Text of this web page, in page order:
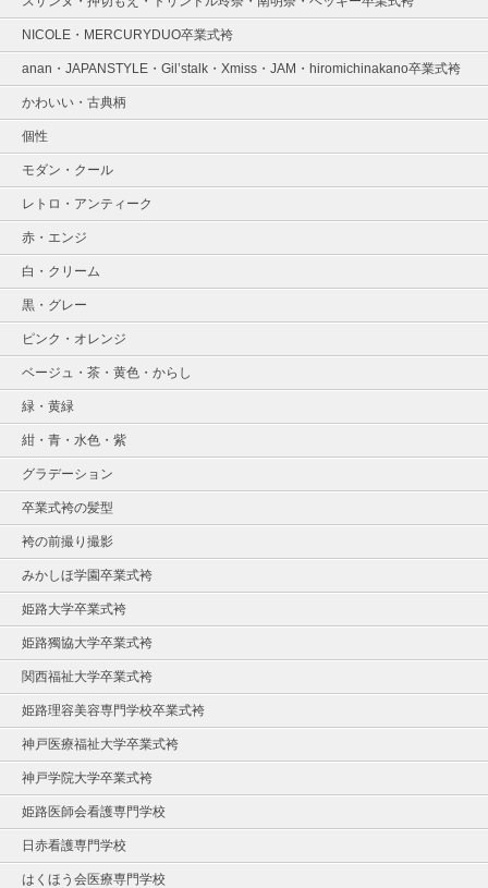
NICOLE・MERCURYDUO卒業式袴
anan・JAPANSTYLE・Gil’stalk・Xmiss・JAM・hiromichinakano卒業式袴
かわいい・古典柄
個性
モダン・クール
レトロ・アンティーク
赤・エンジ
白・クリーム
黒・グレー
ピンク・オレンジ
ベージュ・茶・黄色・からし
緑・黄緑
紺・青・水色・紫
グラデーション
卒業式袴の髪型
袴の前撮り撮影
みかしほ学園卒業式袴
姫路大学卒業式袴
姫路獨協大学卒業式袴
関西福祉大学卒業式袴
姫路理容美容専門学校卒業式袴
神戸医療福祉大学卒業式袴
神戸学院大学卒業式袴
姫路医師会看護専門学校
日赤看護専門学校
はくほう会医療専門学校